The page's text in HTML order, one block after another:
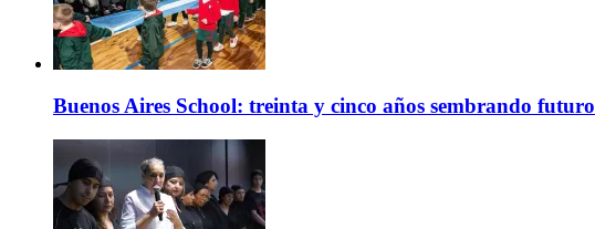
Buenos Aires School: treinta y cinco años sembrando futuro